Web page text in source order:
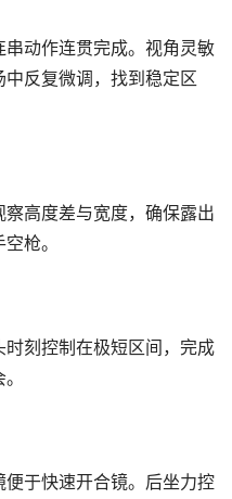
动作连贯完成。视角灵敏
反复微调，找到稳定区
高度差与宽度，确保露出
枪。
刻控制在极短区间，完成
于快速开合镜。后坐力控